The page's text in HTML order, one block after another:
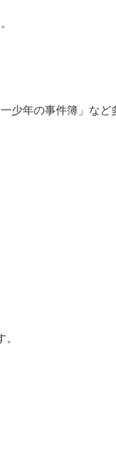
少年の事件簿」など